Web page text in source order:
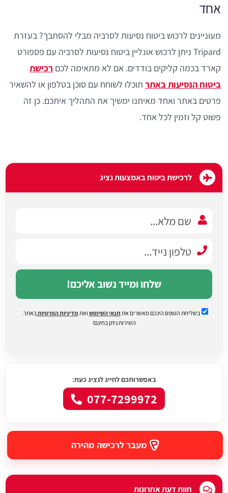
אחד
מעוניינים לרכוש ביטוח נסיעות לסרביה מבלי להסתבך? בעזרת
Tripard ניתן לרכוש אונליין ביטוח נסיעות לסרביה עם פספורט
קארד בכמה קליקים בודדים. אם לא מתאימה לכם רכישת
ביטוח הנסיעות באתר תוכלו לשוחח עם סוכן בטלפון או להשאיר
פרטים באתר ואחד מאיתנו ימשיך את התהליך איתכם. כן זה
פשוט קל וזמין לכל אחד.
לרכישת ביטוח באמצעות נציג
שלחו ומייד נשוב אליכם!
בשליחת הטופס הינכם מאשרים את תנאי השימוש ואתמדיניות הפרטיות באתר.
השירות ניתן בחינם!
באפשרותכם לחייג לנציג כעת:
077-7299972
מעבר לרכישה מהירה
חוות דעת אחרונות